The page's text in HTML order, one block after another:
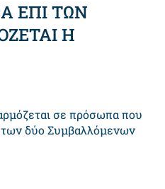
EΠI TΩN
H
σε πρόσωπα που
των δύο Συμβαλλόμενων